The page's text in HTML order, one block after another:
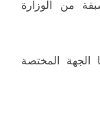
من الوزارة
الجهة المختصة